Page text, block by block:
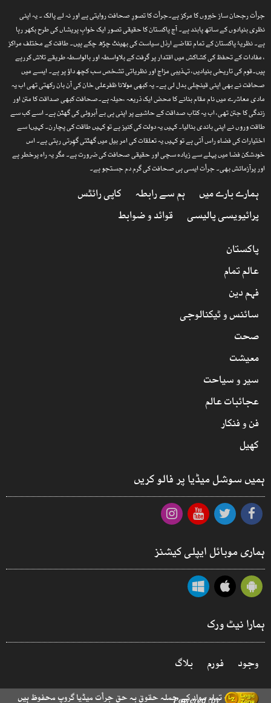
جرأت رجحان ساز خبروں کا مرکز ہے۔جرأت کا تصورِ صحافت روایتی ہے اور نہ لے پالک ۔ یہ اپنی
نظری بنیادوں کے ساتھ پابند ہے۔ آج پاکستان کا حقیقی تصور ایک خوابِ پریشاں کی طرح بکھر رہا
ہے۔ نظریۂ پاکستان کے تمام تقاضے ارذل سیاست کی بھینٹ چڑھ چکے ہیں۔ طاقت کے مختلف مراکز
، مفادات کے تحفظ کی کشاکش میں اقتدار پر گرفت کے بلاواسطہ اور بالواسطہ طریقے تلاش کررہے
ہیں۔قوم کی تاریخی بنیادیں، تہذیبی مزاج اور نظریاتی تشخص سب کچھ داؤ پر ہے۔ ایسے میں
صحافت نے بھی اپنی قینچلی بدل لی ہے۔ یہ کبھی مولانا ظفرعلی خان کی آن بان رکھتی تھی اب یہ
مادی معاشرے میں نام مقام بنانے کا محض ایک ذریعہ ،حیلہ ہے۔صحافت کبھی صداقت کا متن اور
زندگی کا جتن تھی، اب یہ کتاب صداقت کے حاشیے پر اپنی ہی بے آبروئی کی گھٹن ہے۔ اسے کب سے
طاقت وروں نے اپنی باندی بنالیا۔ کہیں یہ دولت کی کنیز ہے تو کہیں طاقت کی پچارن۔ کہیںا سے
اختیارات کی فضاء راس آتی ہے تو کہیں یہ تعلقات کی امر بیل میں گھٹتی گھِرتی رہتی ہے۔ اس
خودشکن فضا میں پہلے سے زیادہ سچی اور حقیقی صحافت کی ضرورت ہے۔ مگر یہ راہ پرخطر ہے
اور پرآزمائش بھی۔ جرأت ایسی ہی صحافت کی گرم دم جستجو ہے۔
ہمارے بارے میں ہم سے رابطہ
کاپی رائٹس
پرائیویسی پالیسی
قوائد و ضوابط
پاکستان
عالم تمام
فہم دین
سائنس و ٹیکنالوجی
صحت
معیشت
سیر و سیاحت
عجائبات عالم
فن و فنکار
کھیل
ہمیں سوشل میڈیا پر فالو کریں
ہماری موبائل ایپلی کیشنز
ہمارا نیٹ ورک
وجود فورم بلاگ